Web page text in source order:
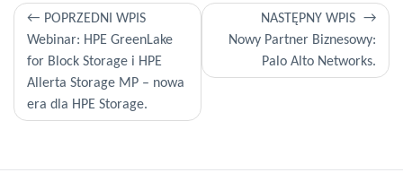
Nawigacja
wpisu
POPRZEDNI WPIS
Webinar: HPE GreenLake
for Block Storage i HPE
Allerta Storage MP – nowa
era dla HPE Storage.
NASTĘPNY WPIS
Nowy Partner Biznesowy:
Palo Alto Networks.